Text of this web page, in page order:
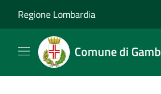
Regione Lombardia
Comune di